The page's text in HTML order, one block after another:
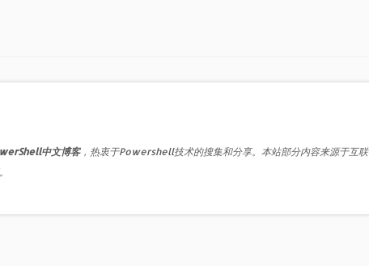
中文博客，热衷于Powershell技术的搜集和分享。本站部分内容来源于互联